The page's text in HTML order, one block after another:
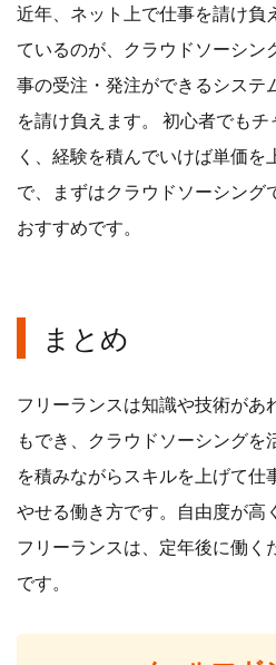
近年、ネット上で仕事を請け負
ているのが、クラウドソーシン
事の受注・発注ができるシステ
を請け負えます。 初心者でも
く、経験を積んでいけば単価
で、まずはクラウドソーシング
おすすめです。
まとめ
フリーランスは知識や技術があ
もでき、クラウドソーシングを
を積みながらスキルを上げて仕
やせる働き方です。自由度が高
フリーランスは、定年後に働く
です。